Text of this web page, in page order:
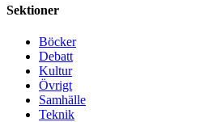
Sektioner
Böcker
Debatt
Kultur
Övrigt
Samhälle
Teknik